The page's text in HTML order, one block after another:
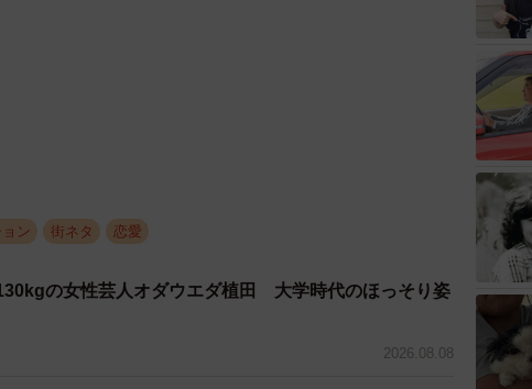
ン 街ネタ 恋愛
の女性芸人オダウエダ植田 大学時代のほっそり姿
2026.08.08